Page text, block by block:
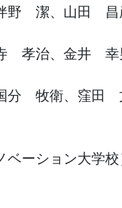
野 潔、山田
孝治、金井 幸
分 牧衛、窪
ーション大学